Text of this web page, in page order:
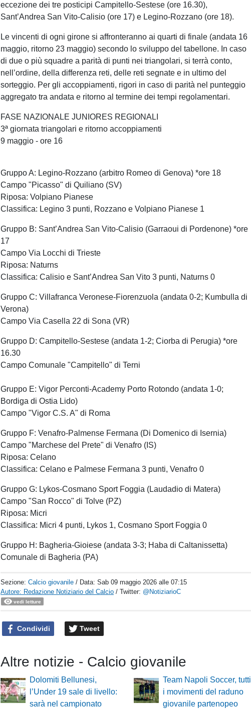
eccezione dei tre posticipi Campitello-Sestese (ore 16.30),
Sant’Andrea San Vito-Calisio (ore 17) e Legino-Rozzano (ore 18).
Le vincenti di ogni girone si affronteranno ai quarti di finale (andata 16
maggio, ritorno 23 maggio) secondo lo sviluppo del tabellone. In caso
di due o più squadre a parità di punti nei triangolari, si terrà conto,
nell’ordine, della differenza reti, delle reti segnate e in ultimo del
sorteggio. Per gli accoppiamenti, rigori in caso di parità nel punteggio
aggregato tra andata e ritorno al termine dei tempi regolamentari.
FASE NAZIONALE JUNIORES REGIONALI
3ª giornata triangolari e ritorno accoppiamenti
9 maggio - ore 16
Gruppo A: Legino-Rozzano (arbitro Romeo di Genova) *ore 18
Campo "Picasso" di Quiliano (SV)
Riposa: Volpiano Pianese
Classifica: Legino 3 punti, Rozzano e Volpiano Pianese 1
Gruppo B: Sant’Andrea San Vito-Calisio (Garraoui di Pordenone) *ore
17
Campo Via Locchi di Trieste
Riposa: Naturns
Classifica: Calisio e Sant’Andrea San Vito 3 punti, Naturns 0
Gruppo C: Villafranca Veronese-Fiorenzuola (andata 0-2; Kumbulla di
Verona)
Campo Via Casella 22 di Sona (VR)
Gruppo D: Campitello-Sestese (andata 1-2; Ciorba di Perugia) *ore
16.30
Campo Comunale "Campitello" di Terni
Gruppo E: Vigor Perconti-Academy Porto Rotondo (andata 1-0;
Bordiga di Ostia Lido)
Campo "Vigor C.S. A" di Roma
Gruppo F: Venafro-Palmense Fermana (Di Domenico di Isernia)
Campo "Marchese del Prete" di Venafro (IS)
Riposa: Celano
Classifica: Celano e Palmese Fermana 3 punti, Venafro 0
Gruppo G: Lykos-Cosmano Sport Foggia (Laudadio di Matera)
Campo "San Rocco" di Tolve (PZ)
Riposa: Micri
Classifica: Micri 4 punti, Lykos 1, Cosmano Sport Foggia 0
Gruppo H: Bagheria-Gioiese (andata 3-3; Haba di Caltanissetta)
Comunale di Bagheria (PA)
Sezione:Calcio giovanile / Data:Sab 09 maggio 2026 alle 07:15
Autore: Redazione Notiziario del Calcio / Twitter: @NotiziarioC
vedi letture
Condividi Tweet
Altre notizie - Calcio giovanile
Dolomiti Bellunesi,
l’Under 19 sale di livello:
sarà nel campionato
Team Napoli Soccer, tutti
i movimenti del raduno
giovanile partenopeo